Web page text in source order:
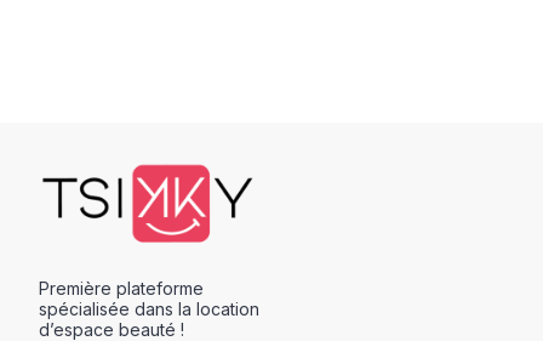
Première plateforme
spécialisée dans la location
d’espace beauté !